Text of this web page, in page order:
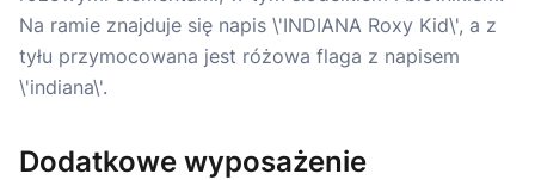
Dodatkowe wyposażenie